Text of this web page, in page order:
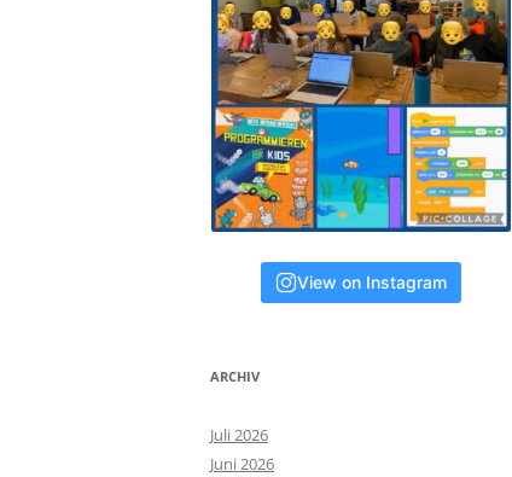
View on Instagram
ARCHIV
Juli 2026
Juni 2026